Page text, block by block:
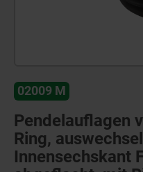
02009 M
Pendelauflagen
Ring,
Innensechskant